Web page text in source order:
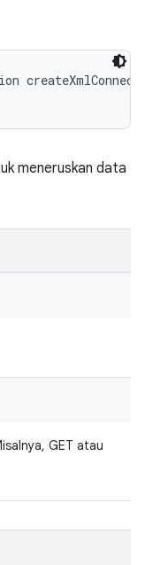
meneruskan data
GET atau